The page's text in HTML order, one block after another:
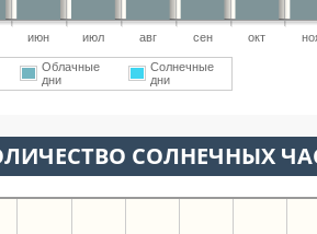
июн июл авг сен окт
Облачные
дни
Солнечные
дни
СОЛНЕЧНЫХ